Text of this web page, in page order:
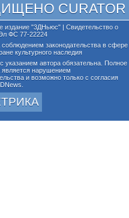
CURATOR
издание "3ДНьюс" | Свидетельство о
ФС 77-22224
законодательства в сфере
культурного наследия
указанием автора обязательна. Полное
является нарушением
и возможно только с согласия